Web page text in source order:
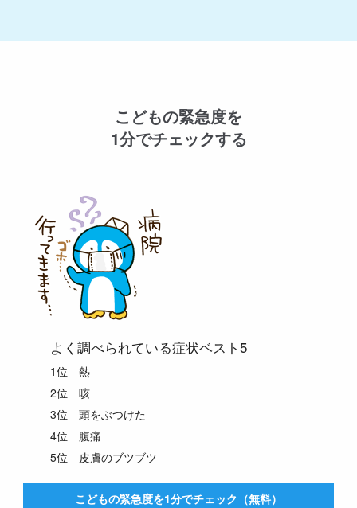
こどもの緊急度を
1分でチェックする
よく調べられている症状ベスト5
1位 熱
2位 咳
3位 頭をぶつけた
4位 腹痛
5位 皮膚のブツブツ
こどもの緊急度を1分でチェック（無料）